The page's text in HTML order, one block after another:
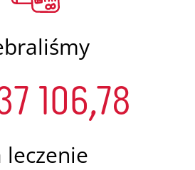
106,78
leczenie